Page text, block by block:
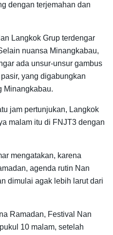
dengan terjemahan dan
Langkok Grup terdengar
nuansa Minangkabau,
ada unsur-unsur gambus
yang digabungkan
Minangkabau.
jam pertunjukan, Langkok
malam itu di FNJT3 dengan
mengatakan, karena
agenda rutin Nan
dimulai agak lebih larut dari
Ramadan, Festival Nan
10 malam, setelah